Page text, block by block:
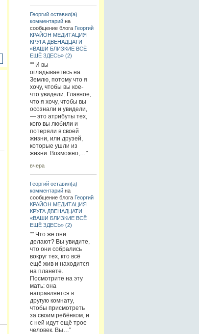
Георгий оставил(а)
комментарийна
сообщение блога Георгий
КРАЙОН МЕДИТАЦИЯ
КРУГА ДВЕНАДЦАТИ
«ВАШИ БЛИЗКИЕ ВСЁ
ЕЩЁ ЗДЕСЬ» (2)
"" И вы
оглядываетесь на
Землю, потому что я
хочу, чтобы вы кое-
что увидели. Главное,
что я хочу, чтобы вы
осознали и увидели,
— это атрибуты тех,
кого вы любили и
потеряли в своей
жизни, или друзей,
которые ушли из
жизни. Возможно,…"
вчера
Георгий оставил(а)
комментарийна
сообщение блога Георгий
КРАЙОН МЕДИТАЦИЯ
КРУГА ДВЕНАДЦАТИ
«ВАШИ БЛИЗКИЕ ВСЁ
ЕЩЁ ЗДЕСЬ» (2)
"" Что же они
делают? Вы увидите,
что они собрались
вокруг тех, кто всё
ещё жив и находится
на планете.
Посмотрите на эту
мать: она
направляется в
другую комнату,
чтобы присмотреть
за своим ребёнком, и
с ней идут ещё трое
человек. Вы…"